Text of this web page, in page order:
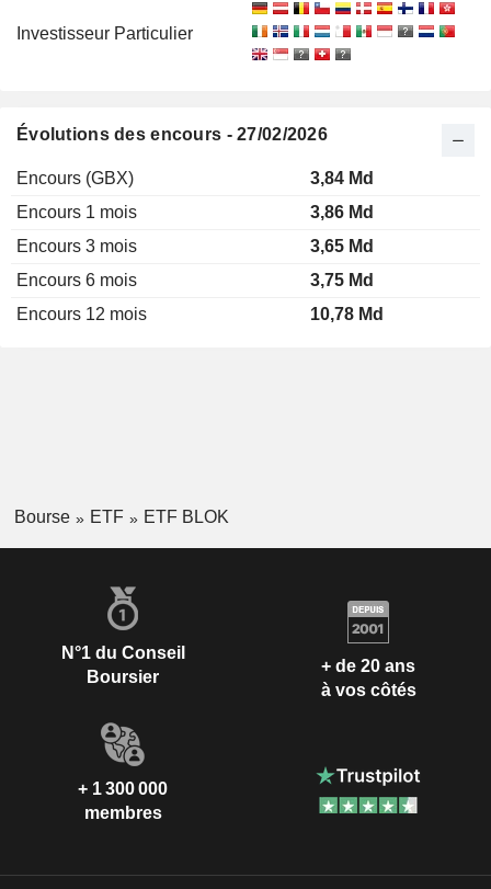
Investisseur Particulier
Évolutions des encours - 27/02/2026
Encours (GBX)
3,84 Md
Encours 1 mois
3,86 Md
Encours 3 mois
3,65 Md
Encours 6 mois
3,75 Md
Encours 12 mois
10,78 Md
Bourse ETF ETF BLOK
N°1 du Conseil
Boursier
+ de 20 ans
à vos côtés
+ 1 300 000
membres